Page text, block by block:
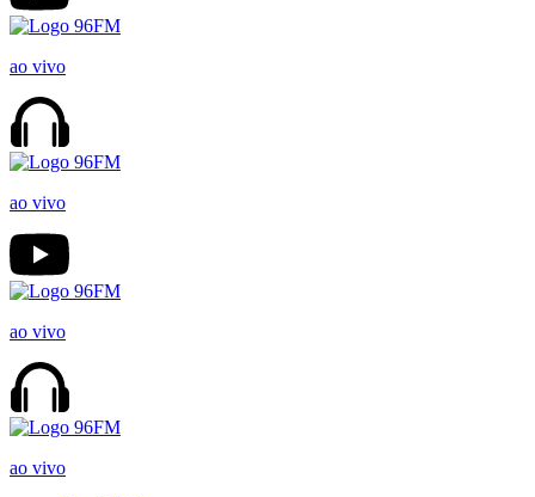
ao vivo
ao vivo
ao vivo
ao vivo